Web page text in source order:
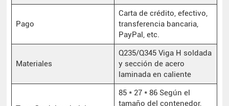
Pago
Carta de crédito, efectivo,
transferencia bancaria,
PayPal, etc.
Materiales
Q235/Q345 Viga H soldada
y sección de acero
laminada en caliente
85 * 27 * 86 Según el
tamaño del contenedor,